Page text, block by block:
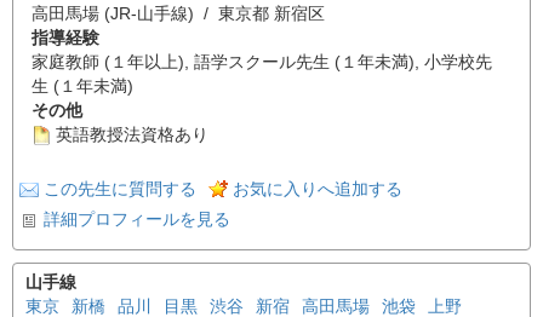
高田馬場 (JR-山手線) / 東京都 新宿区
指導経験
家庭教師 (１年以上), 語学スクール先生 (１年未満), 小学校先
生 (１年未満)
その他
英語教授法資格あり
この先生に質問する
お気に入りへ追加する
詳細プロフィールを見る
山手線
東京
新橋 品川 目黒 渋谷 新宿 高田馬場 池袋
上野